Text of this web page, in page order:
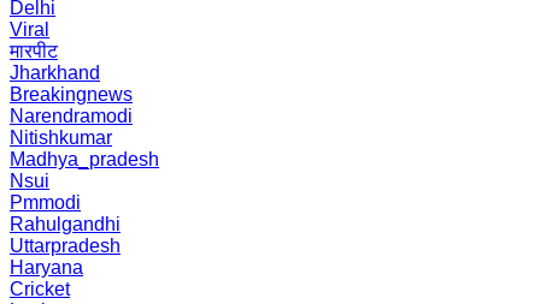
Delhi
Viral
मारपीट
Jharkhand
Breakingnews
Narendramodi
Nitishkumar
Madhya_pradesh
Nsui
Pmmodi
Rahulgandhi
Uttarpradesh
Haryana
Cricket